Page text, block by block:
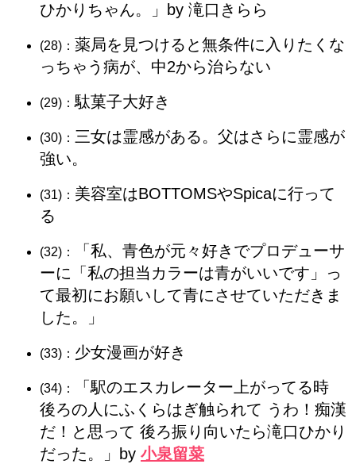
ひかりちゃん。」by 滝口きらら
(28)： 薬局を見つけると無条件に入りたくな
っちゃう病が、中2から治らない
(29)：駄菓子大好き
(30)： 三女は霊感がある。父はさらに霊感が
強い。
(31)： 美容室はBOTTOMSやSpicaに行って
る
(32)：
「私、青色が元々好きでプロデューサ
ーに「私の担当カラーは青がいいです」っ
て最初にお願いして青にさせていただきま
した。」
(33)： 少女漫画が好き
(34)：
「駅のエスカレーター上がってる時
後ろの人にふくらはぎ触られて うわ！痴漢
だ！と思って 後ろ振り向いたら滝口ひかり
だった。」by 小泉留菜